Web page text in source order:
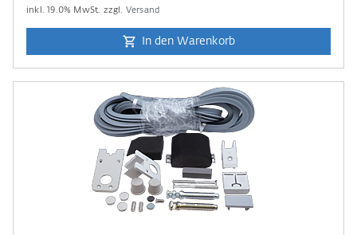
inkl.19.0% MwSt. zzgl. Versand
In den Warenkorb